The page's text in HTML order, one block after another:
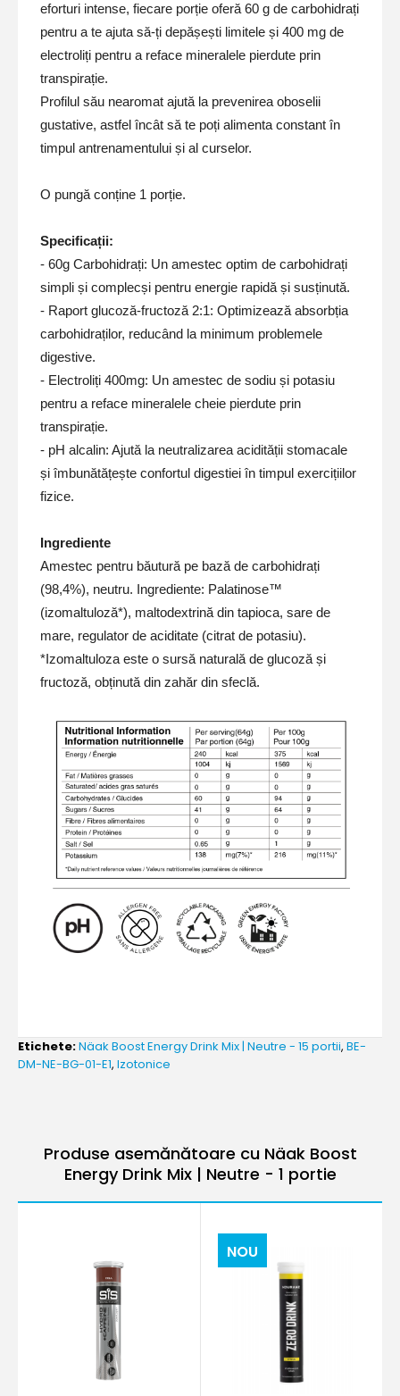
eforturi intense, fiecare porție oferă 60 g de carbohidrați
pentru a te ajuta să-ți depășești limitele și 400 mg de
electroliți pentru a reface mineralele pierdute prin
transpirație.
Profilul său nearomat ajută la prevenirea oboselii
gustative, astfel încât să te poți alimenta constant în
timpul antrenamentului și al curselor.
O pungă conține 1 porție.
Specificații:
- 60g Carbohidrați: Un amestec optim de carbohidrați
simpli și complecși pentru energie rapidă și susținută.
- Raport glucoză-fructoză 2:1: Optimizează absorbția
carbohidraților, reducând la minimum problemele
digestive.
- Electroliți 400mg: Un amestec de sodiu și potasiu
pentru a reface mineralele cheie pierdute prin
transpirație.
- pH alcalin: Ajută la neutralizarea acidității stomacale
și îmbunătățește confortul digestiei în timpul exercițiilor
fizice.
Ingrediente
Amestec pentru băutură pe bază de carbohidrați
(98,4%), neutru. Ingrediente: Palatinose™
(izomaltuloză*), maltodextrină din tapioca, sare de
mare, regulator de aciditate (citrat de potasiu).
*Izomaltuloza este o sursă naturală de glucoză și
fructoză, obținută din zahăr din sfeclă.
Etichete:Näak Boost Energy Drink Mix | Neutre - 15 portii, BE-
DM-NE-BG-01-E1, Izotonice
Produse asemănătoare cu Näak Boost
Energy Drink Mix | Neutre - 1 portie
NOU